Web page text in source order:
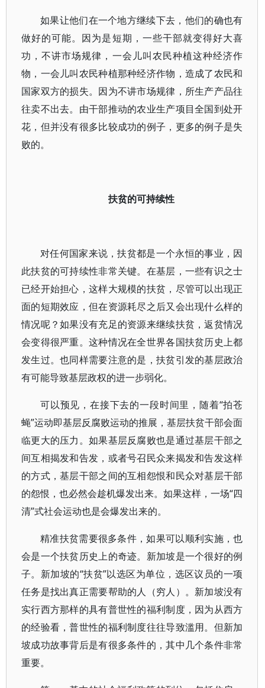
如果让他们在一个地方继续下去，他们的确也有
做好的可能。因为是短期，一些干部就变得好大喜
功，不讲市场规律，一会儿叫农民种植这种经济作
物，一会儿叫农民种植那种经济作物，造成了农民和
国家双方的损失。因为不讲市场规律，所生产产品往
往卖不出去。由干部推动的农业生产项目全国到处开
花，但并没有很多比较成功的例子，更多的例子是失
败的。
扶贫的可持续性
对任何国家来说，扶贫都是一个永恒的事业，因
此扶贫的可持续性非常关键。在基层，一些有识之士
已经开始担心，这样大规模的扶贫，尽管可以出现正
面的短期效应，但在资源耗尽之后又会出现什么样的
情况呢？如果没有充足的资源来继续扶贫，返贫情况
会变得很严重。这种情况在全世界各国扶贫历史上都
发生过。也同样需要注意的是，扶贫引发的基层政治
有可能导致基层政权的进一步弱化。
可以预见，在接下去的一段时间里，随着“拍苍
蝇”运动即基层反腐败运动的推展，基层扶贫干部会面
临更大的压力。如果基层反腐败也是通过基层干部之
间互相揭发和告发，或者号召民众来揭发和告发这样
的方式，基层干部之间的互相怨恨和民众对基层干部
的怨恨，也必然会趁机爆发出来。如果这样，一场“四
清”式社会运动也是会爆发出来的。
精准扶贫需要很多条件，如果可以顺利实施，也
会是一个扶贫历史上的奇迹。新加坡是一个很好的例
子。新加坡的“扶贫”以选区为单位，选区议员的一项
任务是找出真正需要帮助的人（穷人）。新加坡没有
实行西方那样的具有普世性的福利制度，因为从西方
的经验看，普世性的福利制度往往导致滥用。但新加
坡成功故事背后是有很多条件的，其中几个条件非常
重要。